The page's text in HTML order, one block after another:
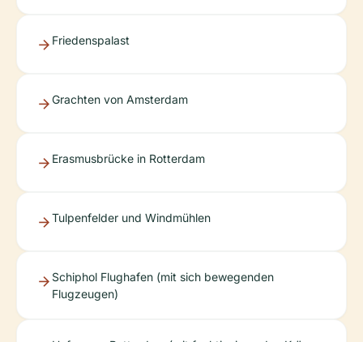
Friedenspalast
Grachten von Amsterdam
Erasmusbrücke in Rotterdam
Tulpenfelder und Windmühlen
Schiphol Flughafen (mit sich bewegenden
Flugzeugen)